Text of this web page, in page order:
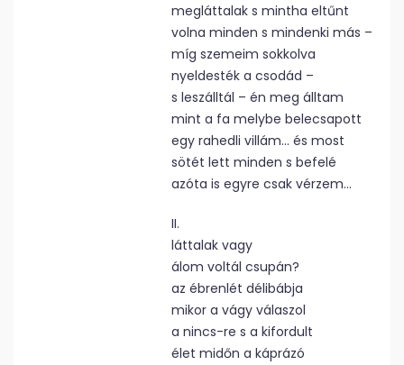
megláttalak s mintha eltűnt
volna minden s mindenki más –
míg szemeim sokkolva
nyeldesték a csodád –
s leszálltál – én meg álltam
mint a fa melybe belecsapott
egy rahedli villám… és most
sötét lett minden s befelé
azóta is egyre csak vérzem…
II.
láttalak vagy
álom voltál csupán?
az ébrenlét délibábja
mikor a vágy válaszol
a nincs-re s a kifordult
élet midőn a káprázó